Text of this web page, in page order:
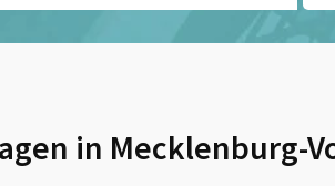
in Mecklenburg-